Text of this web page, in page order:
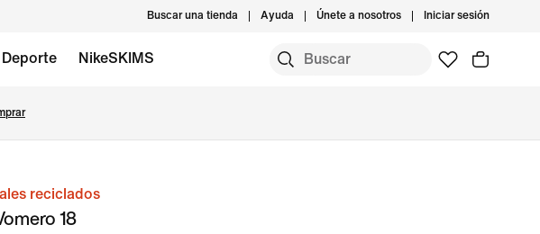
Buscar una tienda Ayuda Únete a nosotros Iniciar sesión
Deporte NikeSKIMS
reciclados
18